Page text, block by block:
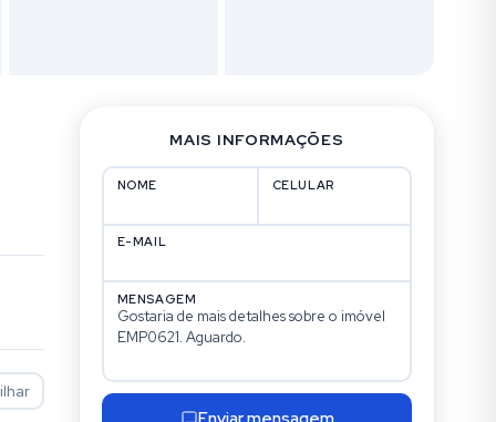
MAIS INFORMAÇÕES
NOME CELULAR
E-MAIL
MENSAGEM